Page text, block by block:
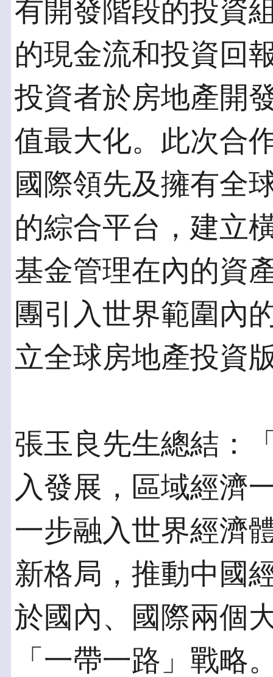
有開發階段的投資
的現金流和投資回
投資者於房地產開
值最大化。此次合
國際領先及擁有全
的綜合平台，建立
基金管理在內的資
團引入世界範圍內
立全球房地產投資
張玉良先生總結：
入發展，區域經濟
一步融入世界經濟
新格局，推動中國
於國內、國際兩個
「一帶一路」戰略